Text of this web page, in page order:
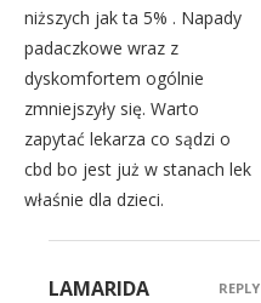
niższych jak ta 5% . Napady
padaczkowe wraz z
dyskomfortem ogólnie
zmniejszyły się. Warto
zapytać lekarza co sądzi o
cbd bo jest już w stanach lek
właśnie dla dzieci.
LAMARIDA REPLY